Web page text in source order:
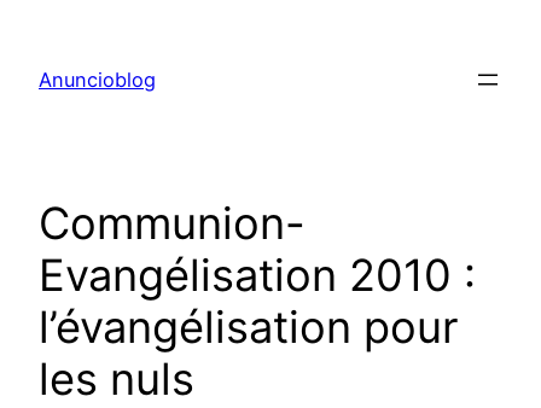
contenu
Anuncioblog
Communion-
Evangélisation 2010 :
l’évangélisation pour
les nuls